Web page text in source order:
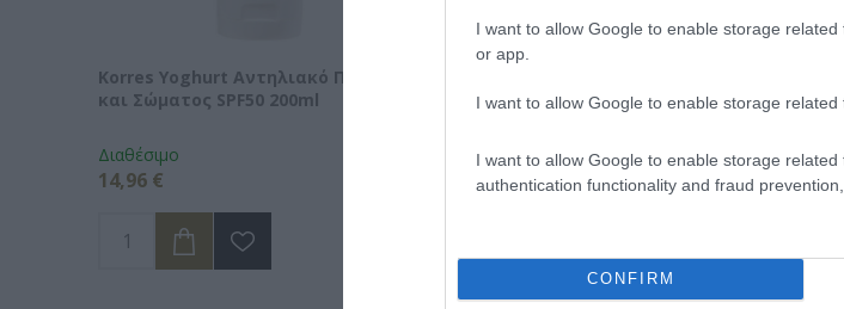
I want to allow Google to enable storage
or app.
I want to allow Google to enable storage related
I want to allow Google to enable storage related
authentication functionality and fraud
CONFIRM
Korres Yoghurt Αντηλιακό Προσώπου
και Σώματος SPF50 200ml
Διαθέσιμο
14,96 €
Ορός Αναπλήρωσης Όγκου
Διαθέσιμο
34,90 €